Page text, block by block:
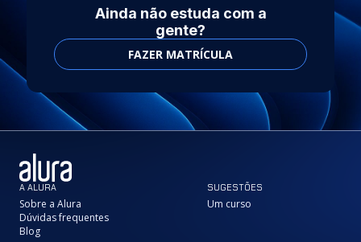
Ainda não estuda com a
gente?
FAZER MATRÍCULA
A ALURA
Sobre a Alura
Dúvidas frequentes
Blog
SUGESTÕES
Um curso